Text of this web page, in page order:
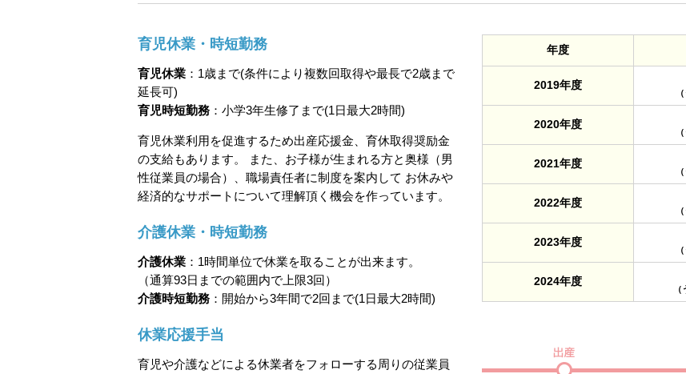
育児休業・時短勤務
育児休業 ：1歳まで(条件により複数回取得や最長で2歳まで
延長可)
育児時短勤務 ：小学3年生修了まで(1日最大2時間)
育児休業利用を促進するため出産応援金、育休取得奨励金
の支給もあります。 また、お子様が生まれる方と奥様（男
性従業員の場合）、職場責任者に制度を案内して お休みや
経済的なサポートについて理解頂く機会を作っています。
介護休業・時短勤務
介護休業 ：1時間単位で休業を取ることが出来ます。
（通算93日までの範囲内で上限3回）
介護時短勤務 ：開始から3年間で2回まで(1日最大2時間)
休業応援手当
育児や介護などによる休業者をフォローする周りの従業員
年度
2019年度
2020年度
2021年度
2022年度
2023年度
2024年度